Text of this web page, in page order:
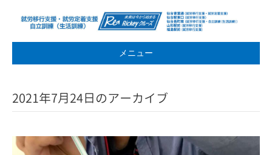
メニュー
2021年7月24日のアーカイブ